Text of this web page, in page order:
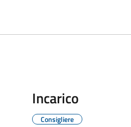
Incarico
Consigliere